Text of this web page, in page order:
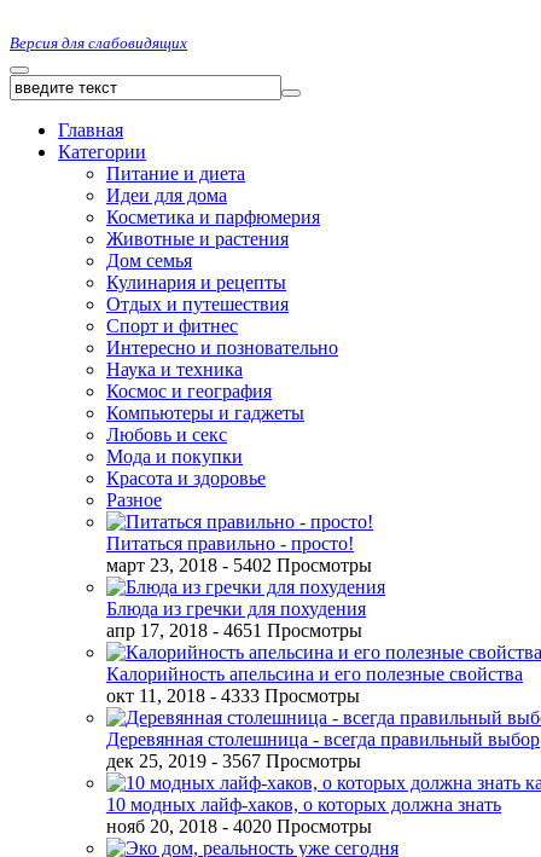
Версия для слабовидящих
Главная
Категории
Питание и диета
Идеи для дома
Косметика и парфюмерия
Животные и растения
Дом семья
Кулинария и рецепты
Отдых и путешествия
Спорт и фитнес
Интересно и позновательно
Наука и техника
Космос и география
Компьютеры и гаджеты
Любовь и секс
Мода и покупки
Красота и здоровье
Разное
Питаться правильно - просто!
март 23, 2018 - 5402 Просмотры
Блюда из гречки для похудения
апр 17, 2018 - 4651 Просмотры
Калорийность апельсина и его полезные свойства
окт 11, 2018 - 4333 Просмотры
Деревянная столешница - всегда правильный выбор
дек 25, 2019 - 3567 Просмотры
10 модных лайф-хаков, о которых должна знать
нояб 20, 2018 - 4020 Просмотры